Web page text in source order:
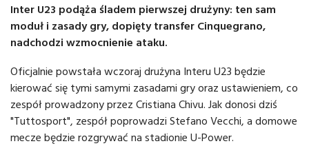
Inter U23 podąża śladem pierwszej drużyny: ten sam
moduł i zasady gry, dopięty transfer Cinquegrano,
nadchodzi wzmocnienie ataku.
Oficjalnie powstała wczoraj drużyna Interu U23 będzie
kierować się tymi samymi zasadami gry oraz ustawieniem, co
zespół prowadzony przez Cristiana Chivu. Jak donosi dziś
"Tuttosport", zespół poprowadzi Stefano Vecchi, a domowe
mecze będzie rozgrywać na stadionie U-Power.